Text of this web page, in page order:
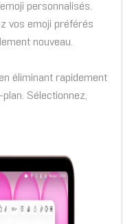
personnalisés.
vos emoji préférés
nouveau.
éliminant rapidement
Sélectionnez,